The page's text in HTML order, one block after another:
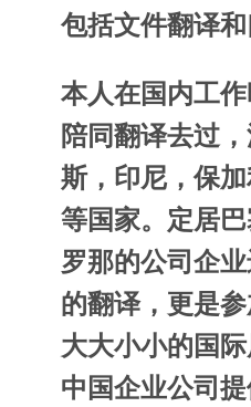
包括文件翻译和
本人在国内工
陪同翻译去过
斯，印尼，保
等国家。定居
罗那的公司企
的翻译，更是
大大小小的国
中国企业公司